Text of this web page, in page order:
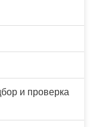
и проверка